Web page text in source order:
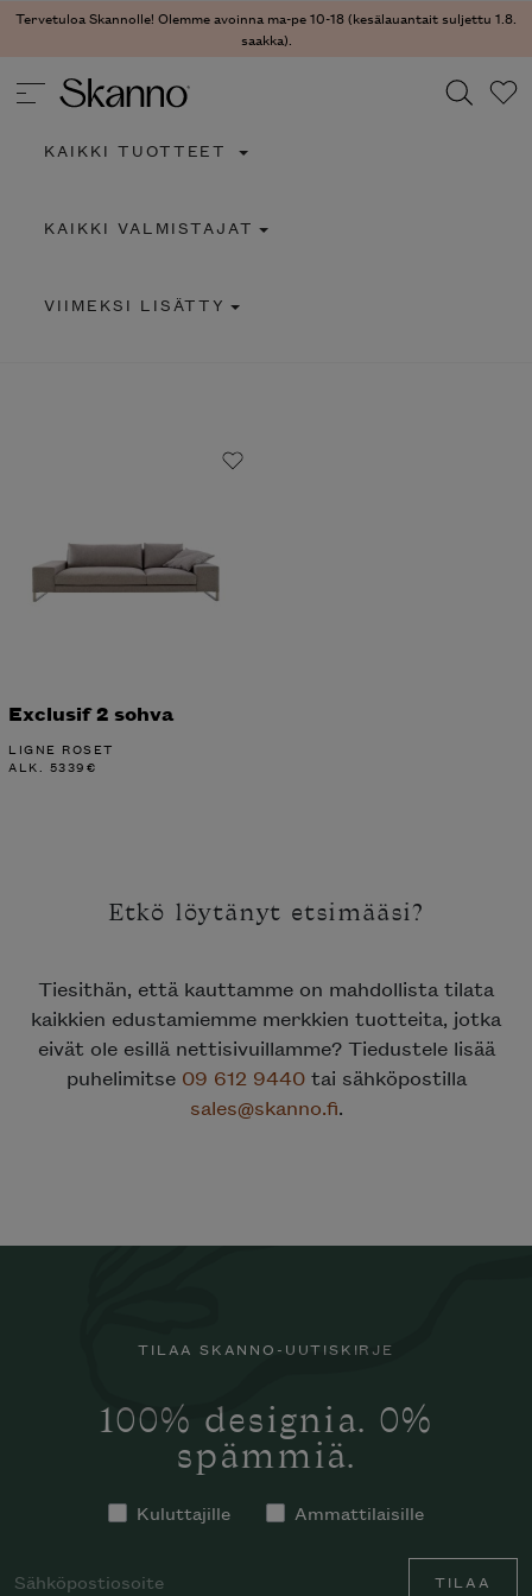
Tervetuloa Skannolle! Olemme avoinna ma-pe 10-18 (kesälauantait suljettu 1.8.
saakka).
Type 2 or more characters for results.
KAIKKI TUOTTEET
KAIKKI VALMISTAJAT
VIIMEKSI LISÄTTY
Exclusif 2 sohva
LIGNE ROSET
ALK. 5339€
Etkö löytänyt etsimääsi?
Tiesithän, että kauttamme on mahdollista tilata
kaikkien edustamiemme merkkien tuotteita, jotka
eivät ole esillä nettisivuillamme? Tiedustele lisää
puhelimitse 09 612 9440tai sähköpostilla
sales@skanno.fi.
TILAA SKANNO-UUTISKIRJE
100% designia. 0%
spämmiä.
Kuluttajille Ammattilaisille
TILAA